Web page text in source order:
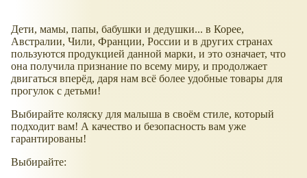
Дети, мамы, папы, бабушки и дедушки... в Корее,
Австралии, Чили, Франции, России и в других странах
пользуются продукцией данной марки, и это означает, что
она получила признание по всему миру, и продолжает
двигаться вперёд, даря нам всё более удобные товары для
прогулок с детьми!
Выбирайте коляску для малыша в своём стиле, который
подходит вам! А качество и безопасность вам уже
гарантированы!
Выбирайте: